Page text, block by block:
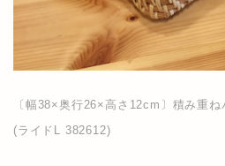
〔幅38×奥行26×高さ12cm〕積み重
(ライドL 382612)